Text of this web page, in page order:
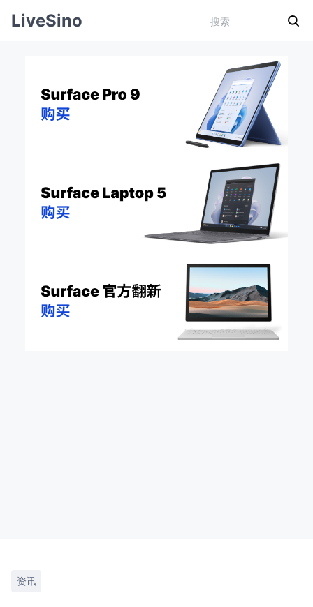
LiveSino
资讯